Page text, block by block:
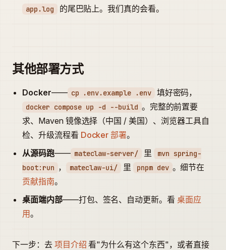
app.log 的尾巴贴上。我们真的会看。
其他部署方式
Docker—— cp .env.example .env 填好密码，
docker compose up -d --build 。完整的前置要
求、Maven 镜像选择（中国 / 美国）、浏览器工具自
检、升级流程看 Docker 部署。
从源码跑—— mateclaw-server/ 里
mvn spring-
boot:run ， mateclaw-ui/ 里 pnpm dev 。细节在
贡献指南。
桌面端内部——打包、签名、自动更新。看桌面应
用。
下一步：去 项目介绍 看"为什么有这个东西"，或者直接